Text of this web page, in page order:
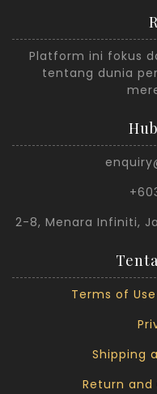
Platform ini fokus
tentang dunia
2-8, Menara Infiniti,
Terms of
Shipping
Return